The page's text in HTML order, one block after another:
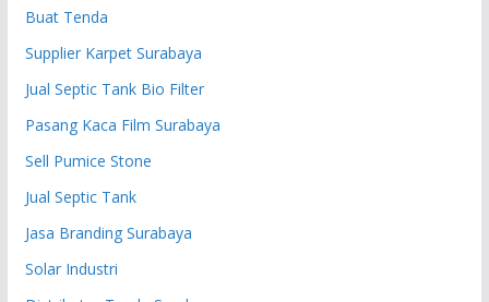
Buat Tenda
Supplier Karpet Surabaya
Jual Septic Tank Bio Filter
Pasang Kaca Film Surabaya
Sell Pumice Stone
Jual Septic Tank
Jasa Branding Surabaya
Solar Industri